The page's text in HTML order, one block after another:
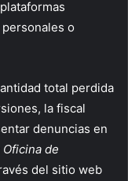
o
total perdida
la fiscal
denuncias en
Oficina de
del sitio web